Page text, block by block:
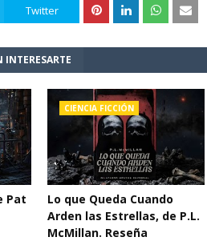
Twitter
INTERESARTE
Pat
CIENCIA FICCIÓN
Lo que Queda Cuando
Arden las Estrellas, de P.L.
McMillan. Reseña